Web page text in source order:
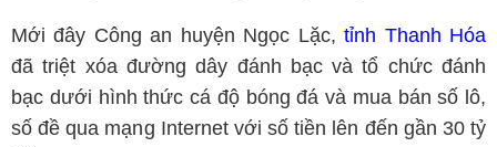
Mới đây Công an huyện Ngọc Lặc,tỉnh Thanh Hóa
đã triệt xóa đường dây đánh bạc và tổ chức đánh
bạc dưới hình thức cá độ bóng đá và mua bán số lô,
số đề qua mạng Internet với số tiền lên đến gần 30 tỷ